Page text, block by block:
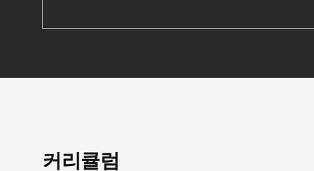
커리큘럼